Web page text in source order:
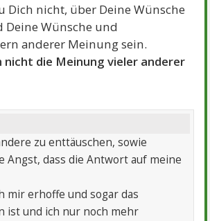
Dich nicht, über Deine Wünsche
Deine Wünsche und
anderer Meinung sein.
nicht die Meinung vieler anderer
zu enttäuschen, sowie
Angst, dass die Antwort auf meine
mir erhoffe und sogar das
ist und ich nur noch mehr